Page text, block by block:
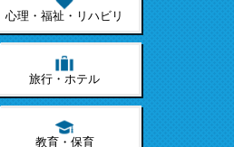
心理・福祉・リハビリ
旅行・ホテル
教育・保育